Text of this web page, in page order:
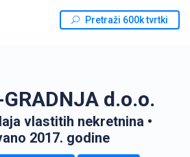
Pretraži 600k tvrtki
GRADNJA d.o.o.
vlastitih nekretnina •
2017. godine